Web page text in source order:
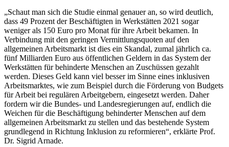
„Schaut man sich die Studie einmal genauer an, so wird deutlich,
dass 49 Prozent der Beschäftigten in Werkstätten 2021 sogar
weniger als 150 Euro pro Monat für ihre Arbeit bekamen. In
Verbindung mit den geringen Vermittlungsquoten auf den
allgemeinen Arbeitsmarkt ist dies ein Skandal, zumal jährlich ca.
fünf Milliarden Euro aus öffentlichen Geldern in das System der
Werkstätten für behinderte Menschen an Zuschüssen gezahlt
werden. Dieses Geld kann viel besser im Sinne eines inklusiven
Arbeitsmarktes, wie zum Beispiel durch die Förderung von Budgets
für Arbeit bei regulären Arbeitgebern, eingesetzt werden. Daher
fordern wir die Bundes- und Landesregierungen auf, endlich die
Weichen für die Beschäftigung behinderter Menschen auf dem
allgemeinen Arbeitsmarkt zu stellen und das bestehende System
grundlegend in Richtung Inklusion zu reformieren“, erklärte Prof.
Dr. Sigrid Arnade.